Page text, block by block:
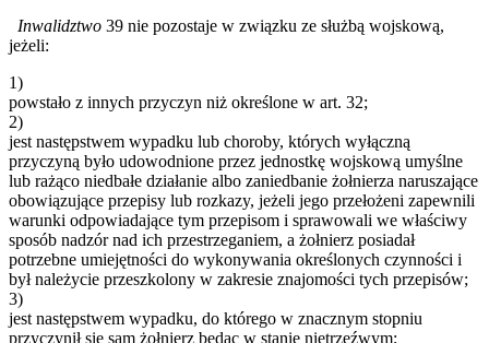
Inwalidztwo 39 nie pozostaje w związku ze służbą wojskową,
jeżeli:
1)
powstało z innych przyczyn niż określone w art. 32;
2)
jest następstwem wypadku lub choroby, których wyłączną
przyczyną było udowodnione przez jednostkę wojskową umyślne
lub rażąco niedbałe działanie albo zaniedbanie żołnierza naruszające
obowiązujące przepisy lub rozkazy, jeżeli jego przełożeni zapewnili
warunki odpowiadające tym przepisom i sprawowali we właściwy
sposób nadzór nad ich przestrzeganiem, a żołnierz posiadał
potrzebne umiejętności do wykonywania określonych czynności i
był należycie przeszkolony w zakresie znajomości tych przepisów;
3)
jest następstwem wypadku, do którego w znacznym stopniu
przyczynił się sam żołnierz będąc w stanie nietrzeźwym;